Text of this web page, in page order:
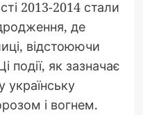
2013-2014 стали
де
відстоюючи
події, як зазначає
і вогнем.